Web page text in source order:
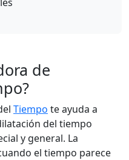
de
Tiempo te ayuda a
del tiempo
y general. La
el tiempo parece